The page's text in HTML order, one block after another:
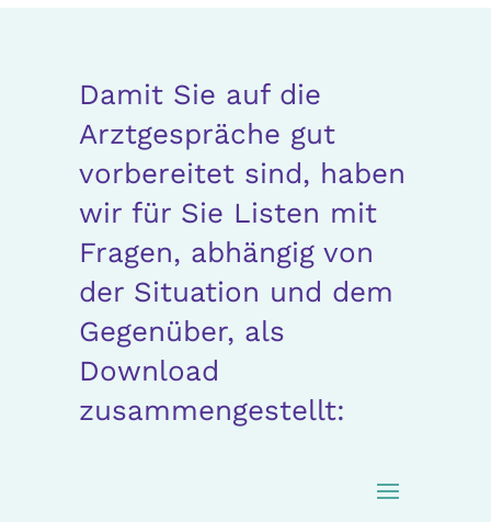
Damit Sie auf die
Arztgespräche gut
vorbereitet sind, haben
wir für Sie Listen mit
Fragen, abhängig von
der Situation und dem
Gegenüber, als
Download
zusammengestellt: